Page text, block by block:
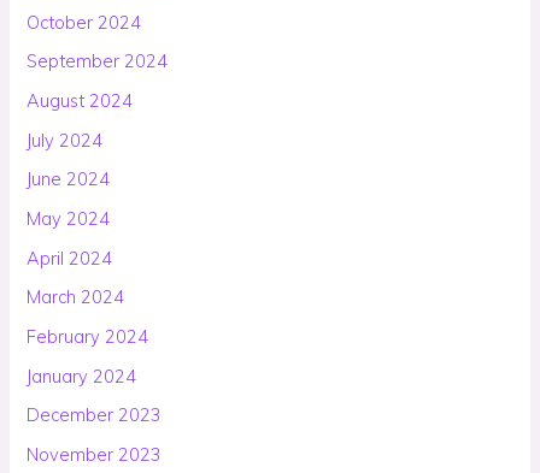
October 2024
September 2024
August 2024
July 2024
June 2024
May 2024
April 2024
March 2024
February 2024
January 2024
December 2023
November 2023